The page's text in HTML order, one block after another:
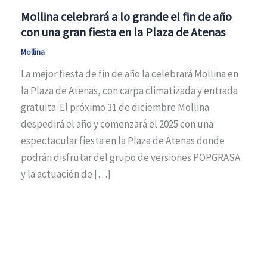
Mollina celebrará a lo grande el fin de año
con una gran fiesta en la Plaza de Atenas
Mollina
La mejor fiesta de fin de año la celebrará Mollina en
la Plaza de Atenas, con carpa climatizada y entrada
gratuita. El próximo 31 de diciembre Mollina
despedirá el año y comenzará el 2025 con una
espectacular fiesta en la Plaza de Atenas donde
podrán disfrutar del grupo de versiones POPGRASA
y la actuación de […]